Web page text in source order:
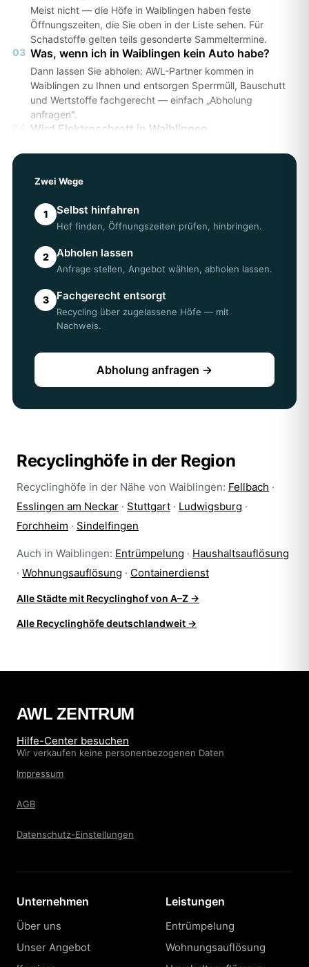
Meist nicht — die Höfe in Waiblingen haben feste
Öffnungszeiten, die Sie oben in der Liste sehen. Für
Schadstoffe gelten teils gesonderte Sammeltermine.
03 Was, wenn ich in Waiblingen kein Auto habe?
Dann lassen Sie abholen: AWL-Partner kommen in
Waiblingen zu Ihnen und entsorgen Sperrmüll, Bauschutt
und Wertstoffe fachgerecht — einfach „Abholung
anfragen".
Wird Elektroschrott in Waiblingen
direkt beim Hof.
Erhalte ich einen Entsorgungsnachweis?
Bei einer Abholung über AWL erhalten Sie einen
Entsorgungsnachweis — wichtig z. B. für Vermieter oder
Ämter in Waiblingen.
Zwei Wege
1 Selbst hinfahren
Hof finden, Öffnungszeiten prüfen, hinbringen.
2 Abholen lassen
Anfrage stellen, Angebot wählen, abholen lassen.
3 Fachgerecht entsorgt
Recycling über zugelassene Höfe — mit
Nachweis.
Abholung anfragen →
Recyclinghöfe in der Region
Recyclinghöfe in der Nähe von Waiblingen: Fellbach ·
Esslingen am Neckar · Stuttgart · Ludwigsburg ·
Forchheim · Sindelfingen
Auch in Waiblingen: Entrümpelung · Haushaltsauflösung
· Wohnungsauflösung · Containerdienst
Alle Städte mit Recyclinghof von A–Z →
Alle Recyclinghöfe deutschlandweit →
AWL ZENTRUM
Hilfe-Center besuchen
Wir verkaufen keine personenbezogenen Daten
Impressum
AGB
Datenschutz-Einstellungen
Unternehmen
Über uns
Unser Angebot
Leistungen
Entrümpelung
Wohnungsauflösung